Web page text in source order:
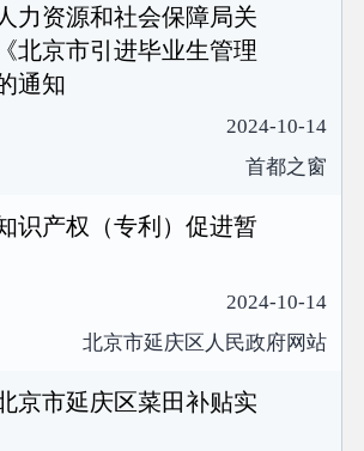
力资源和社会保障局关
北京市引进毕业生管理
通知
2024-10-14
首都之窗
识产权（专利）促进暂
2024-10-14
北京市延庆区人民政府网站
京市延庆区菜田补贴实